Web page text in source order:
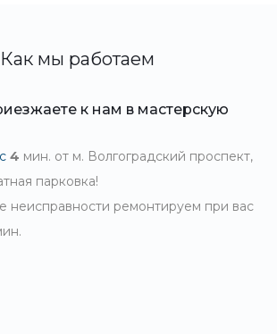
Как мы работаем
к нам в мастерскую
4 мин. от м. Волгоградский проспект,
парковка!
неисправности ремонтируем при вас